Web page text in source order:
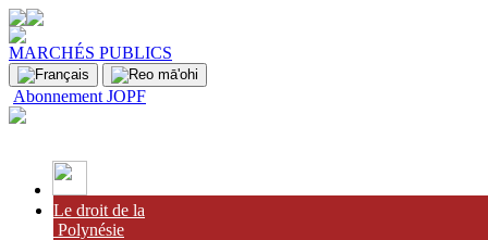
MARCHÉS PUBLICS
Abonnement JOPF
Le droit de la
Polynésie